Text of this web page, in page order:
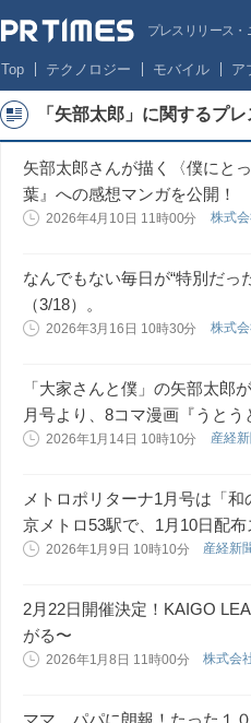
プレスリリース
Top テクノロジー モバイル ア
「矢部太郎」に関するプ
矢部太郎さんが描く〈僕にと
葉』への感想マンガを公開！
2026年4月10日 11時00分 株式
なんでもない毎日が“特別だ
（3/18）。
2026年3月16日 10時30分 株式
「大家さんと僕」の矢部太郎
月号より、8コマ漫画『うとう
2026年1月14日 10時10分 産経
メトロポリターナ1月号は「
京メトロ53駅で、1月10日配布
2026年1月9日 10時10分 産経新
2月22日開催決定！KAIGO
がる〜
2026年1月8日 11時00分 株式会
ママ、パパに朗報！たった１